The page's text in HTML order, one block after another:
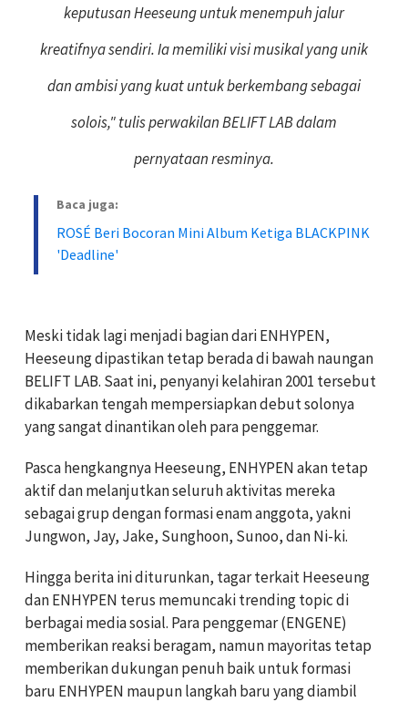
keputusan Heeseung untuk menempuh jalur
kreatifnya sendiri. Ia memiliki visi musikal yang unik
dan ambisi yang kuat untuk berkembang sebagai
solois," tulis perwakilan BELIFT LAB dalam
pernyataan resminya.
Baca juga:
ROSÉ Beri Bocoran Mini Album Ketiga BLACKPINK
'Deadline'
Meski tidak lagi menjadi bagian dari ENHYPEN,
Heeseung dipastikan tetap berada di bawah naungan
BELIFT LAB. Saat ini, penyanyi kelahiran 2001 tersebut
dikabarkan tengah mempersiapkan debut solonya
yang sangat dinantikan oleh para penggemar.
Pasca hengkangnya Heeseung, ENHYPEN akan tetap
aktif dan melanjutkan seluruh aktivitas mereka
sebagai grup dengan formasi enam anggota, yakni
Jungwon, Jay, Jake, Sunghoon, Sunoo, dan Ni-ki.
Hingga berita ini diturunkan, tagar terkait Heeseung
dan ENHYPEN terus memuncaki trending topic di
berbagai media sosial. Para penggemar (ENGENE)
memberikan reaksi beragam, namun mayoritas tetap
memberikan dukungan penuh baik untuk formasi
baru ENHYPEN maupun langkah baru yang diambil